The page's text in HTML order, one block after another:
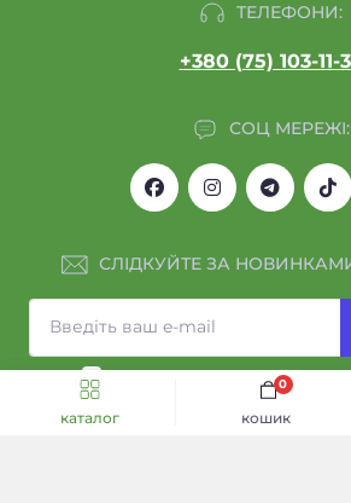
каталог кошик
0
ТЕЛЕФОНИ:
+380 (75) 103-11-
СОЦ МЕРЕЖІ:
СЛІДКУЙТЕ ЗА
Обмін та повернення